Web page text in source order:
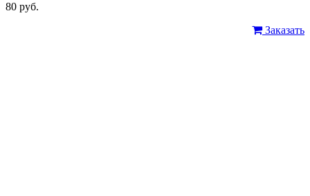
80 руб.
Заказать